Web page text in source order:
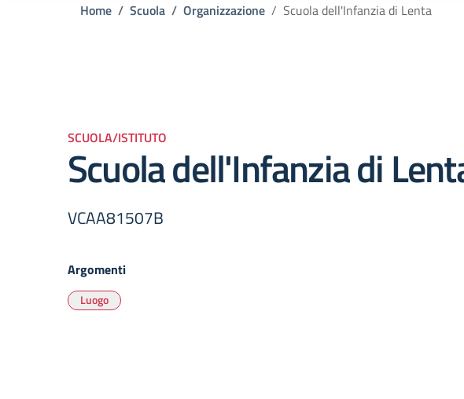
Home Scuola Organizzazione Scuola dell'Infanzia di Lenta
SCUOLA/ISTITUTO
Scuola dell'Infanzia di
VCAA81507B
Argomenti
Luogo